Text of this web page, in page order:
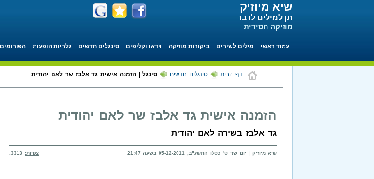
שיא מיוזיק
תן למילים לדבר
מוזיקה חסידית
עמוד ראשי מילים לשירים ביקורות מוזיקה וידאו וקליפים סינגלים חדשים גלריות הופעות הפורומים
דף הבית סינגלים חדשים סינגל | הזמנה אישית גד אלבז שר לאם יהודית
הזמנה אישית גד אלבז שר לאם יהודית
גד אלבז בשירה לאם יהודית
שיא מיוזיק | יום שני ט' כסלו התשע"ב, 05-12-2011 בשעה 21:47 צפיות: